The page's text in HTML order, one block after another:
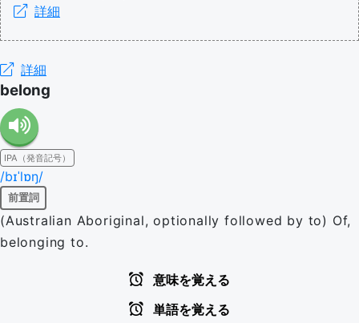
詳細
詳細
belong
IPA（発音記号）
/bɪˈlɒŋ/
前置詞
(Australian Aboriginal, optionally followed by to) Of,
belonging to.
意味を覚える
単語を覚える